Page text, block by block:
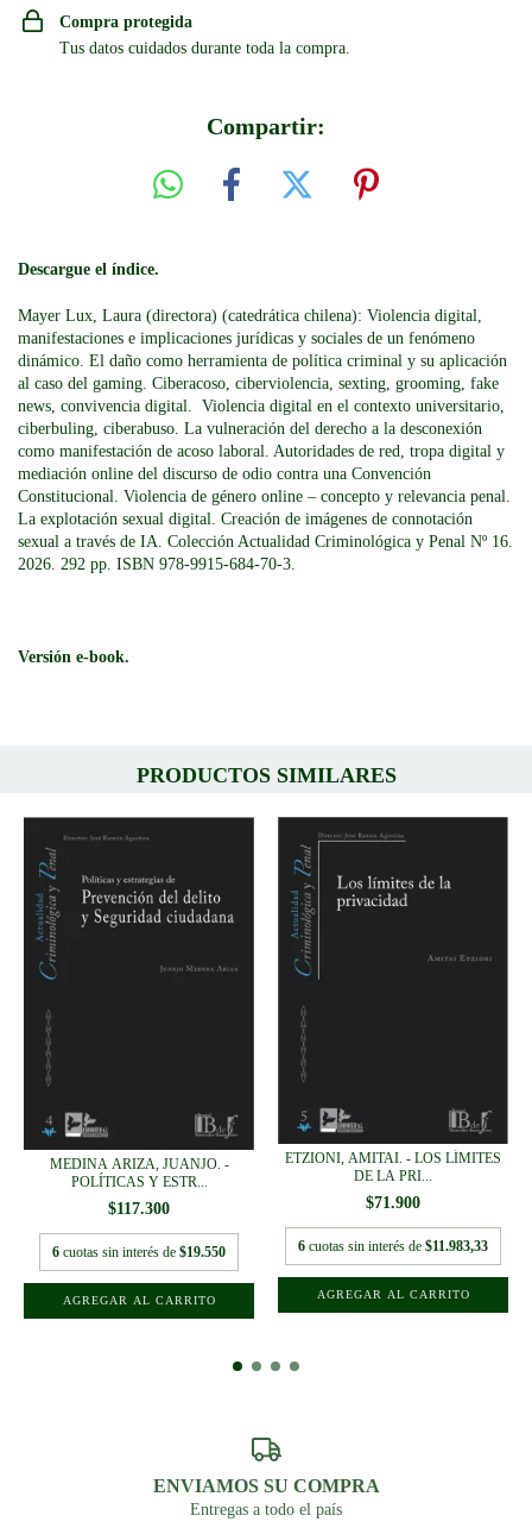
Compra protegida
Tus datos cuidados durante toda la compra.
Compartir:
Descargue el índice.
Mayer Lux, Laura (directora) (catedrática chilena): Violencia digital,
manifestaciones e implicaciones jurídicas y sociales de un fenómeno
dinámico. El daño como herramienta de política criminal y su aplicación
al caso del gaming. Ciberacoso, ciberviolencia, sexting, grooming, fake
news, convivencia digital. Violencia digital en el contexto universitario,
ciberbuling, ciberabuso. La vulneración del derecho a la desconexión
como manifestación de acoso laboral. Autoridades de red, tropa digital y
mediación online del discurso de odio contra una Convención
Constitucional. Violencia de género online – concepto y relevancia penal.
La explotación sexual digital. Creación de imágenes de connotación
sexual a través de IA. Colección Actualidad Criminológica y Penal Nº 16.
2026. 292 pp. ISBN 978-9915-684-70-3.
Versión e-book.
PRODUCTOS SIMILARES
MEDINA ARIZA, JUANJO. -
POLÍTICAS Y ESTR...
$117.300
6 cuotas sin interés de $19.550
ETZIONI, AMITAI. - LOS LÍMITES
DE LA PRI...
$71.900
6 cuotas sin interés de $11.983,33
ENVIAMOS SU COMPRA
Entregas a todo el país